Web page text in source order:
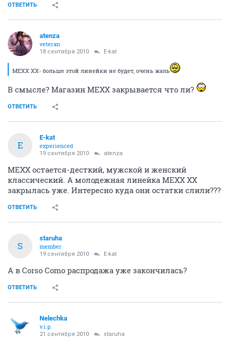
ОТВЕТИТЬ
atenza
veteran
18 сентября 2010 E-kat
MEXX XX- больше этой линейки не будет, очень жаль
В смысле? Магазин МЕХХ закрывается что ли?
ОТВЕТИТЬ
E
E-kat
experienced
19 сентября 2010 atenza
MEXX остается-десткий, мужской и женский
классический. А молодежная линейка MEXX XX
закрылась уже. Интересно куда они остатки слили???
ОТВЕТИТЬ
S
staruha
member
19 сентября 2010 E-kat
А в Corso Como распродажа уже закончилась?
ОТВЕТИТЬ
Nelechka
v.i.p.
21 сентября 2010 staruha